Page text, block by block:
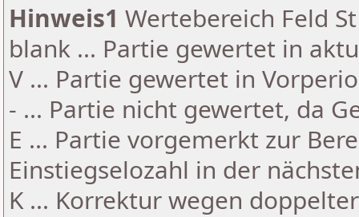
Hinweis1 Wertebereich Feld
blank ... Partie gewertet in
V ... Partie gewertet in
- ... Partie nicht gewertet, da
E ... Partie vorgemerkt zur
Einstiegselozahl in der
K ... Korrektur wegen